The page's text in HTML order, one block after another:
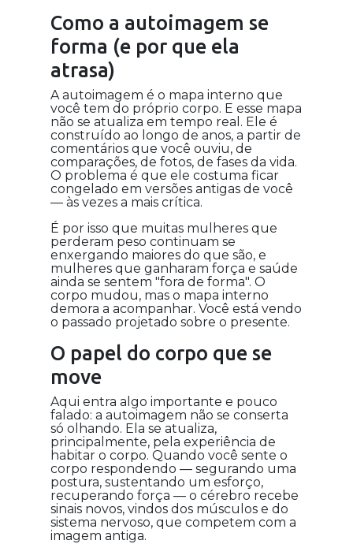
Como a autoimagem se
forma (e por que ela
atrasa)
A autoimagem é o mapa interno que
você tem do próprio corpo. E esse mapa
não se atualiza em tempo real. Ele é
construído ao longo de anos, a partir de
comentários que você ouviu, de
comparações, de fotos, de fases da vida.
O problema é que ele costuma ficar
congelado em versões antigas de você
— às vezes a mais crítica.
É por isso que muitas mulheres que
perderam peso continuam se
enxergando maiores do que são, e
mulheres que ganharam força e saúde
ainda se sentem "fora de forma". O
corpo mudou, mas o mapa interno
demora a acompanhar. Você está vendo
o passado projetado sobre o presente.
O papel do corpo que se
move
Aqui entra algo importante e pouco
falado: a autoimagem não se conserta
só olhando. Ela se atualiza,
principalmente, pela experiência de
habitar o corpo. Quando você sente o
corpo respondendo — segurando uma
postura, sustentando um esforço,
recuperando força — o cérebro recebe
sinais novos, vindos dos músculos e do
sistema nervoso, que competem com a
imagem antiga.